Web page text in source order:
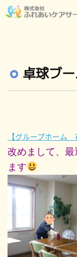
卓球ブ
【グループホーム
改めまして、
ます